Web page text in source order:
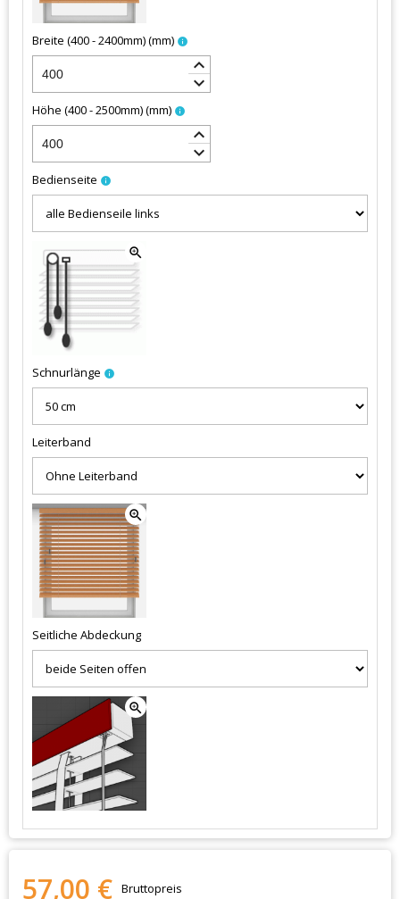
Breite (400 - 2400mm)(mm) info
keyboard_arrow_up
keyboard_arrow_down
Höhe (400 - 2500mm)(mm) info
keyboard_arrow_up
keyboard_arrow_down
Bedienseite info
zoom_in
Schnurlänge info
Leiterband
zoom_in
Seitliche Abdeckung
zoom_in
57,00 € Bruttopreis